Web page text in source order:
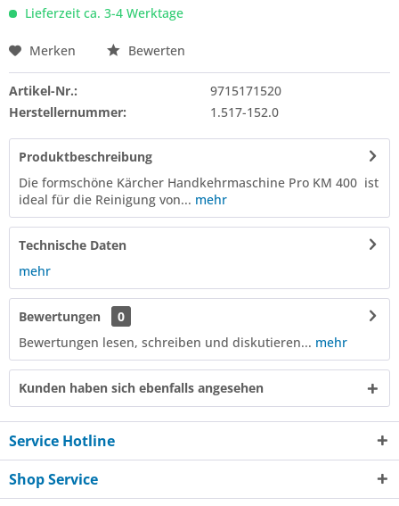
Lieferzeit ca. 3-4 Werktage
Merken Bewerten
Artikel-Nr.:
9715171520
Herstellernummer:
1.517-152.0
Produktbeschreibung
Die formschöne Kärcher Handkehrmaschine Pro KM 400 ist
ideal für die Reinigung von... mehr
Technische Daten
mehr
Bewertungen
0
Bewertungen lesen, schreiben und diskutieren... mehr
Kunden haben sich ebenfalls angesehen
Service Hotline
Shop Service